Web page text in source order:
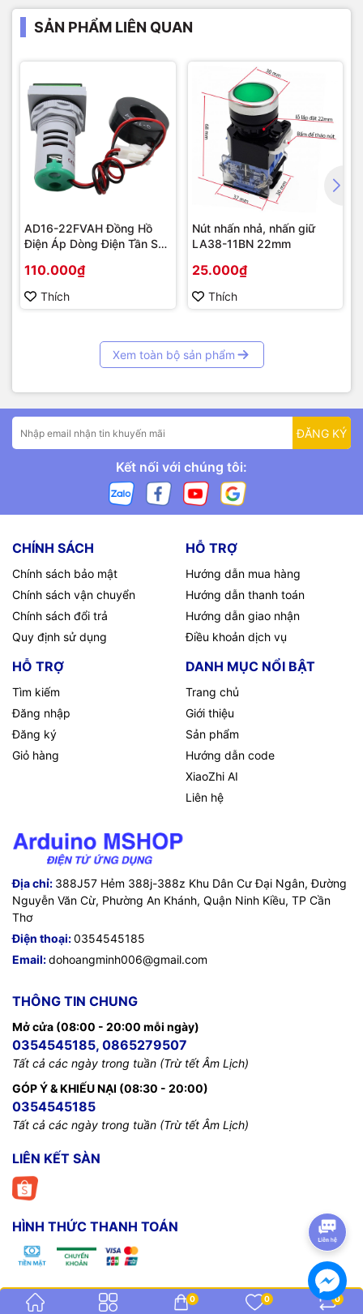
SẢN PHẨM LIÊN QUAN
AD16-22FVAH Đồng Hồ
Điện Áp Dòng Điện Tần Số
110.000₫
Thích
Nút nhấn nhả, nhấn giữ
LA38-11BN 22mm
25.000₫
Thích
Xem toàn bộ sản phẩm
ĐĂNG KÝ
Kết nối với chúng tôi:
CHÍNH SÁCH
Chính sách bảo mật
Chính sách vận chuyển
Chính sách đổi trả
Quy định sử dụng
HỖ TRỢ
Hướng dẫn mua hàng
Hướng dẫn thanh toán
Hướng dẫn giao nhận
Điều khoản dịch vụ
HỖ TRỢ
Tìm kiếm
Đăng nhập
Đăng ký
Giỏ hàng
DANH MỤC NỔI BẬT
Trang chủ
Giới thiệu
Sản phẩm
Hướng dẫn code
XiaoZhi AI
Liên hệ
Địa chỉ: 388J57 Hẻm 388j-388z Khu Dân Cư Đại Ngân, Đường
Nguyễn Văn Cừ, Phường An Khánh, Quận Ninh Kiều, TP Cần
Thơ
Điện thoại:0354545185
Email:dohoangminh006@gmail.com
THÔNG TIN CHUNG
Mở cửa (08:00 - 20:00 mỗi ngày)
0354545185, 0865279507
Tất cả các ngày trong tuần (Trừ tết Âm Lịch)
GÓP Ý & KHIẾU NẠI (08:30 - 20:00)
0354545185
Tất cả các ngày trong tuần (Trừ tết Âm Lịch)
LIÊN KẾT SÀN
HÌNH THỨC THANH TOÁN
0 0 0